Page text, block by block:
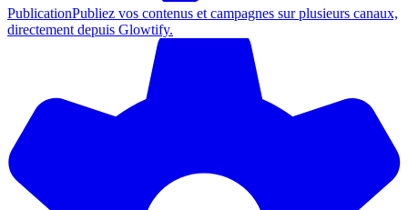
PublicationPubliez vos contenus et campagnes sur plusieurs canaux,
directement depuis Glowtify.